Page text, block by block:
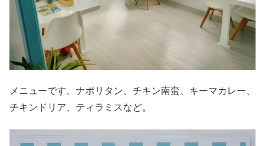
メニューです。ナポリタン、チキン南蛮、キーマカレー、
チキンドリア、ティラミスなど。